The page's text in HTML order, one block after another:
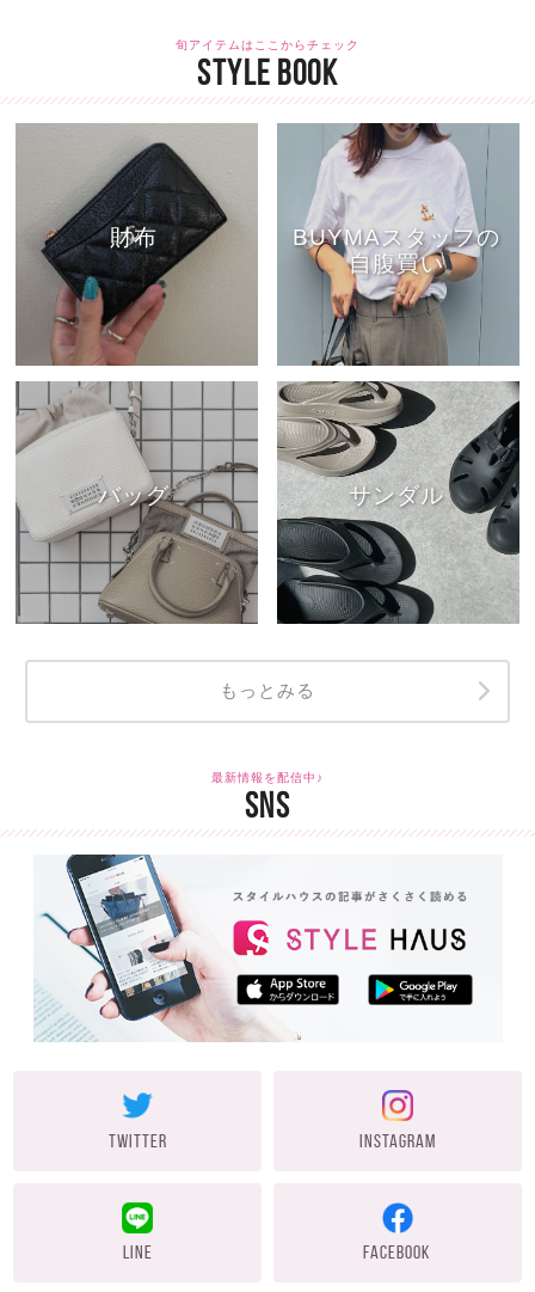
旬アイテムはここからチェック
STYLE BOOK
財布
BUYMAスタッフの
自腹買い
バッグ サンダル
もっとみる
最新情報を配信中♪
SNS
TWITTER INSTAGRAM
LINE FACEBOOK